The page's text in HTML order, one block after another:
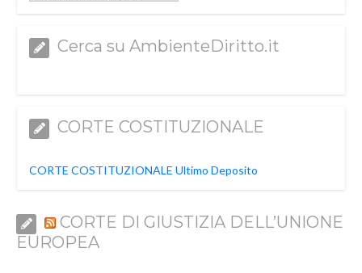
Cerca su AmbienteDiritto.it
CORTE COSTITUZIONALE
CORTE COSTITUZIONALE Ultimo Deposito
CORTE DI GIUSTIZIA DELL’UNIONE
EUROPEA